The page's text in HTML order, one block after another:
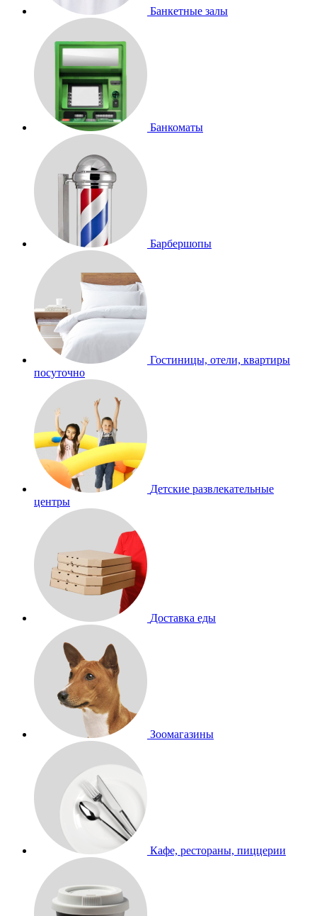
Банкетные залы
Банкоматы
Барбершопы
Гостиницы, отели, квартиры
посуточно
Детские развлекательные
центры
Доставка еды
Зоомагазины
Кафе, рестораны, пиццерии